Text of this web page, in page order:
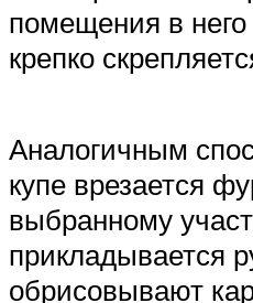
помещения в него
крепко
Аналогичным
купе врезается
выбранному
прикладывается
обрисовывают